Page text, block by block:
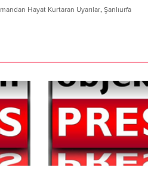
Hayat Kurtaran Uyarılar, Şanlıurfa